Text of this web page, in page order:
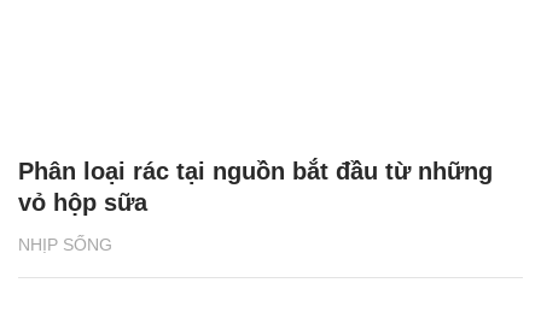
NHỊP SỐNG
Phân loại rác tại nguồn bắt đầu từ những
vỏ hộp sữa